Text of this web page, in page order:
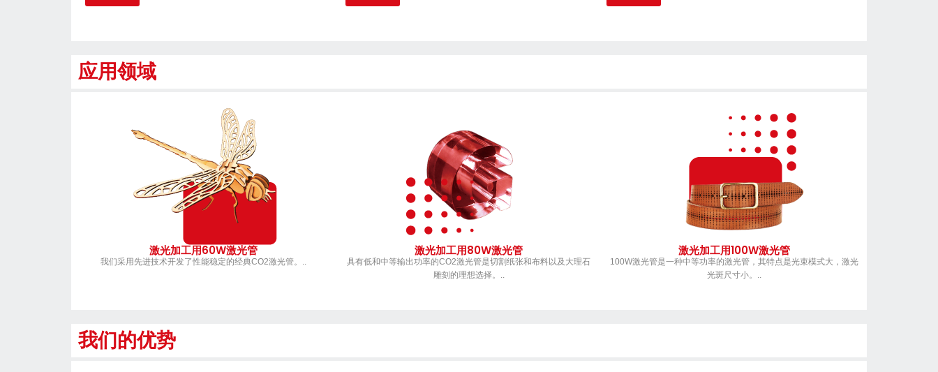
应用领域
激光加工用60W激光管
我们采用先进技术开发了性能稳定的经典CO2激光管。..
激光加工用80W激光管
具有低和中等输出功率的CO2激光管是切割纸张和布料以及大理石
雕刻的理想选择。..
激光加工用100W激光管
100W激光管是一种中等功率的激光管，其特点是光束模式大，激光
光斑尺寸小。..
我们的优势